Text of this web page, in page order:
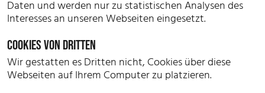
Daten und werden nur zu statistischen Analysen des
Interesses an unseren Webseiten eingesetzt.
COOKIES VON DRITTEN
Wir gestatten es Dritten nicht, Cookies über diese
Webseiten auf Ihrem Computer zu platzieren.